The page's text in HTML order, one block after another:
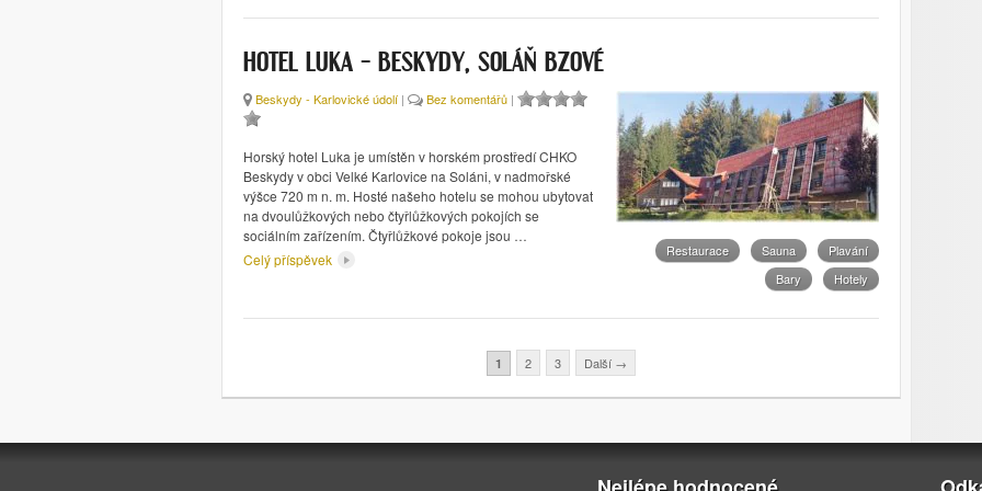
HOTEL LUKA – BESKYDY, SOLÁŇ BZOVÉ
Restaurace Sauna
Plavání
Bary
Hotely
Beskydy - Karlovické údolí | Bez komentářů |
Horský hotel Luka je umístěn v horském prostředí CHKO
Beskydy v obci Velké Karlovice na Soláni, v nadmořské
výšce 720 m n. m. Hosté našeho hotelu se mohou ubytovat
na dvoulůžkových nebo čtyřlůžkových pokojích se
sociálním zařízením. Čtyřlůžkové pokoje jsou …
Celý příspěvek
1 2 3 Další →